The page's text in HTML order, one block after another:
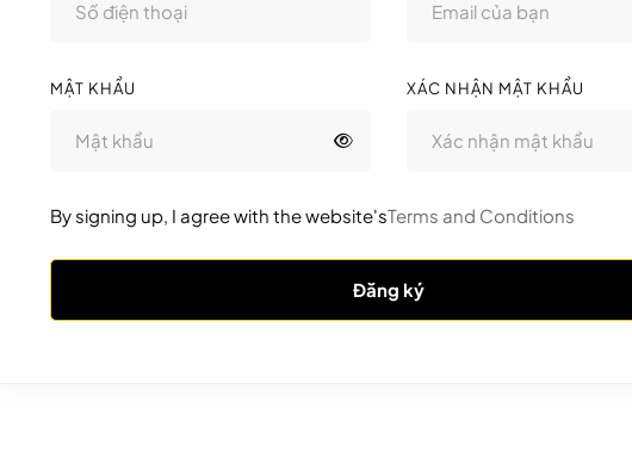
MẬT KHẨU XÁC NHẬN MẬT KHẨU
By signing up, I agree with the website'sTerms and Conditions
Đăng ký